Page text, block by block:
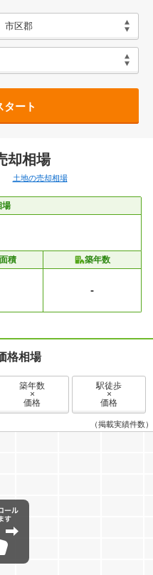
タート
却相場
土地の売却相場
場
積 築年数
-
格相場
築年数
×
価格
駅徒歩
×
価格
（掲載実績件数）